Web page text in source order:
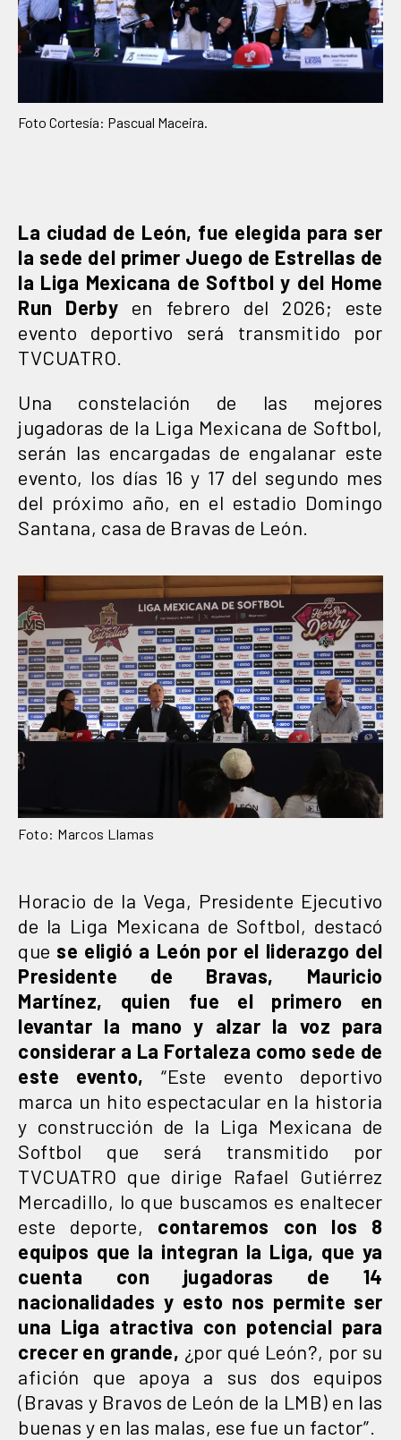
Foto Cortesía: Pascual Maceira.
La ciudad de León, fue elegida para ser
la sede del primer Juego de Estrellas de
la Liga Mexicana de Softbol y del Home
Run Derby en febrero del 2026; este
evento deportivo será transmitido por
TVCUATRO.
Una constelación de las mejores
jugadoras de la Liga Mexicana de Softbol,
serán las encargadas de engalanar este
evento, los días 16 y 17 del segundo mes
del próximo año, en el estadio Domingo
Santana, casa de Bravas de León.
Foto: Marcos Llamas
Horacio de la Vega, Presidente Ejecutivo
de la Liga Mexicana de Softbol, destacó
que se eligió a León por el liderazgo del
Presidente de Bravas, Mauricio
Martínez, quien fue el primero en
levantar la mano y alzar la voz para
considerar a La Fortaleza como sede de
este evento, “Este evento deportivo
marca un hito espectacular en la historia
y construcción de la Liga Mexicana de
Softbol que será transmitido por
TVCUATRO que dirige Rafael Gutiérrez
Mercadillo, lo que buscamos es enaltecer
este deporte, contaremos con los 8
equipos que la integran la Liga, que ya
cuenta con jugadoras de 14
nacionalidades y esto nos permite ser
una Liga atractiva con potencial para
crecer en grande, ¿por qué León?, por su
afición que apoya a sus dos equipos
(Bravas y Bravos de León de la LMB) en las
buenas y en las malas, ese fue un factor”.